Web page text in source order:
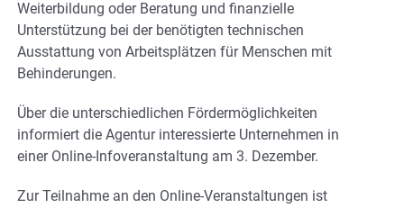
Weiterbildung oder Beratung und finanzielle
Unterstützung bei der benötigten technischen
Ausstattung von Arbeitsplätzen für Menschen mit
Behinderungen.
Über die unterschiedlichen Fördermöglichkeiten
informiert die Agentur interessierte Unternehmen in
einer Online-Infoveranstaltung am 3. Dezember.
Zur Teilnahme an den Online-Veranstaltungen ist